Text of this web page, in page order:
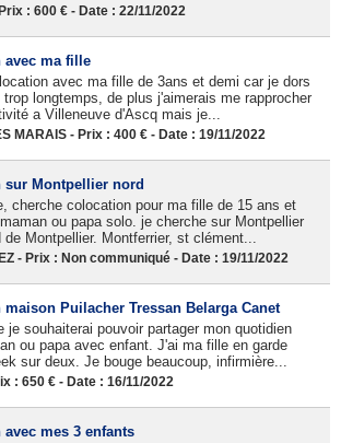
: 600 € - Date : 22/11/2022
avec ma fille
avec ma fille de 3ans et demi car je dors
longtemps, de plus j'aimerais me rapprocher
a Villeneuve d'Ascq mais je...
MARAIS - Prix : 400 € - Date : 19/11/2022
sur Montpellier nord
cherche colocation pour ma fille de 15 ans et
ou papa solo. je cherche sur Montpellier
de Montpellier. Montferrier, st clément...
- Prix : Non communiqué - Date : 19/11/2022
Puilacher Tressan Belarga Canet
je souhaiterai pouvoir partager mon quotidien
ou papa avec enfant. J'ai ma fille en garde
sur deux. Je bouge beaucoup, infirmière...
: 650 € - Date : 16/11/2022
mes 3 enfants